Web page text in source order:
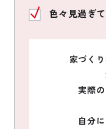
色々見過ぎ
家づく
実際
自分